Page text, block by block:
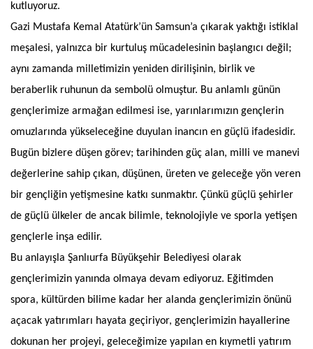
kutluyoruz.
Gazi Mustafa Kemal Atatürk’ün Samsun’a çıkarak yaktığı istiklal
meşalesi, yalnızca bir kurtuluş mücadelesinin başlangıcı değil;
aynı zamanda milletimizin yeniden dirilişinin, birlik ve
beraberlik ruhunun da sembolü olmuştur. Bu anlamlı günün
gençlerimize armağan edilmesi ise, yarınlarımızın gençlerin
omuzlarında yükseleceğine duyulan inancın en güçlü ifadesidir.
Bugün bizlere düşen görev; tarihinden güç alan, milli ve manevi
değerlerine sahip çıkan, düşünen, üreten ve geleceğe yön veren
bir gençliğin yetişmesine katkı sunmaktır. Çünkü güçlü şehirler
de güçlü ülkeler de ancak bilimle, teknolojiyle ve sporla yetişen
gençlerle inşa edilir.
Bu anlayışla Şanlıurfa Büyükşehir Belediyesi olarak
gençlerimizin yanında olmaya devam ediyoruz. Eğitimden
spora, kültürden bilime kadar her alanda gençlerimizin önünü
açacak yatırımları hayata geçiriyor, gençlerimizin hayallerine
dokunan her projeyi, geleceğimize yapılan en kıymetli yatırım